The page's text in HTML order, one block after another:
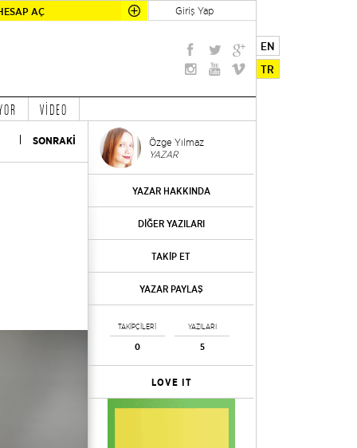
AÇ Giriş Yap
EN
TR
VİDEO
SONRAKİ Özge Yılmaz
YAZAR
YAZAR HAKKINDA
DİĞER YAZILARI
TAKİP ET
YAZAR PAYLAŞ
TAKİPÇİLERİ
0
YAZILARI
5
LOVE IT